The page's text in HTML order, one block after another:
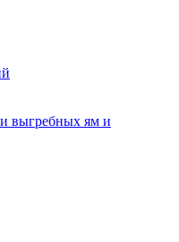
и выгребных ям и